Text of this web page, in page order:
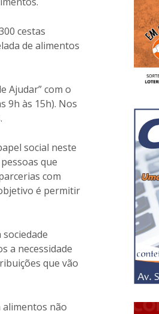
cestas
de alimentos
Ajudar” com o
9h às 15h). Nos
social neste
que
com
é permitir
a necessidade
que vão
alimentos não